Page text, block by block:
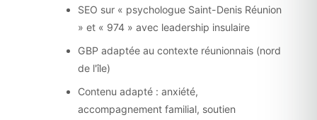
SEO sur « psychologue Saint-Denis Réunion
» et « 974 » avec leadership insulaire
GBP adaptée au contexte réunionnais (nord
de l'île)
Contenu adapté : anxiété,
accompagnement familial, soutien